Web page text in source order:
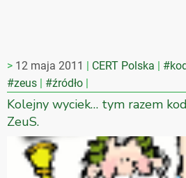
12 maja 2011 CERT Polska #kod
#zeus
#źródło
Kolejny wyciek… tym razem
ZeuS.